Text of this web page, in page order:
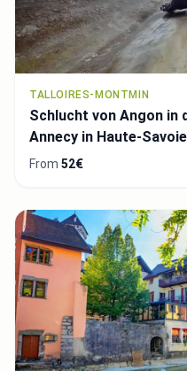
TALLOIRES-MONTMIN
Schlucht von Angon in
Annecy in Haute-Savoie
From 52€